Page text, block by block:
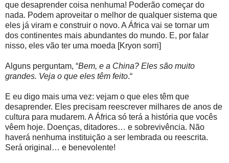
que desaprender coisa nenhuma! Poderão começar do
nada. Podem aproveitar o melhor de qualquer sistema que
eles já viram e construir o novo. A África vai se tornar um
dos continentes mais abundantes do mundo. E, por falar
nisso, eles vão ter uma moeda [Kryon sorri]
Alguns perguntam, “Bem, e a China? Eles são muito
grandes. Veja o que eles têm feito.“
E eu digo mais uma vez: vejam o que eles têm que
desaprender. Eles precisam reescrever milhares de anos de
cultura para mudarem. A África só terá a história que vocês
vêem hoje. Doenças, ditadores… e sobrevivência. Não
haverá nenhuma instituição a ser lembrada ou reescrita.
Será original… e benevolente!